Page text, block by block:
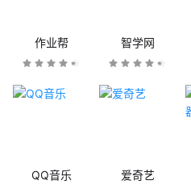
作业帮 智学网
QQ音乐 爱奇艺